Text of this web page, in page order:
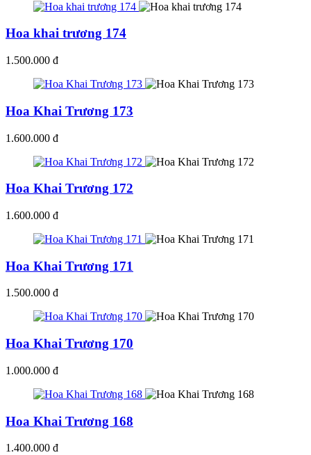
Hoa khai trương 174
1.500.000 đ
Hoa Khai Trương 173
1.600.000 đ
Hoa Khai Trương 172
1.600.000 đ
Hoa Khai Trương 171
1.500.000 đ
Hoa Khai Trương 170
1.000.000 đ
Hoa Khai Trương 168
1.400.000 đ